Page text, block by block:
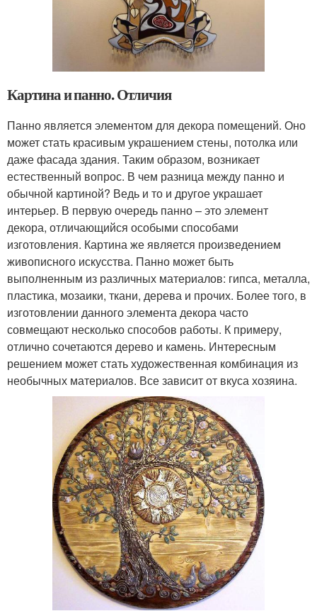
Картина и панно. Отличия
Панно является элементом для декора помещений. Оно
может стать красивым украшением стены, потолка или
даже фасада здания. Таким образом, возникает
естественный вопрос. В чем разница между панно и
обычной картиной? Ведь и то и другое украшает
интерьер. В первую очередь панно – это элемент
декора, отличающийся особыми способами
изготовления. Картина же является произведением
живописного искусства. Панно может быть
выполненным из различных материалов: гипса, металла,
пластика, мозаики, ткани, дерева и прочих. Более того, в
изготовлении данного элемента декора часто
совмещают несколько способов работы. К примеру,
отлично сочетаются дерево и камень. Интересным
решением может стать художественная комбинация из
необычных материалов. Все зависит от вкуса хозяина.